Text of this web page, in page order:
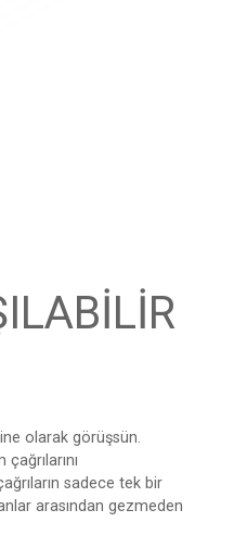
olarak görüşsün.
sadece tek bir
arasından gezmeden